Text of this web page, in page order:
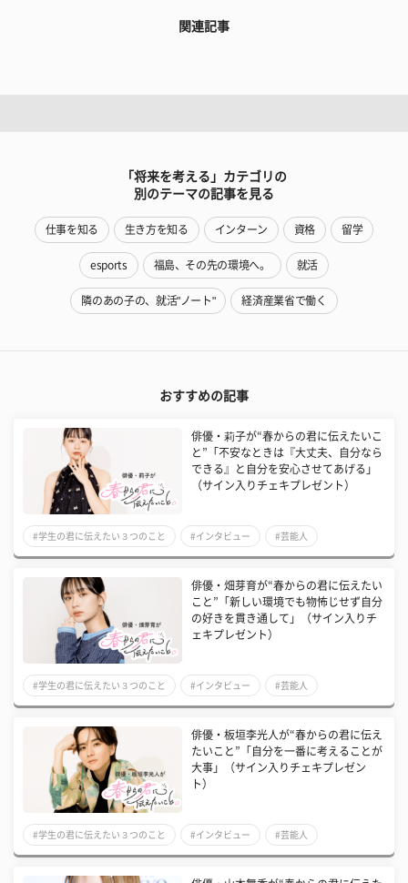
関連記事
「将来を考える」カテゴリの
別のテーマの記事を見る
仕事を知る 生き方を知る インターン 資格 留学
esports 福島、その先の環境へ。 就活
隣のあの子の、就活"ノート" 経済産業省で働く
おすすめの記事
俳優・莉子が“春からの君に伝えたいこ
と”「不安なときは『大丈夫、自分なら
できる』と自分を安心させてあげる」
（サイン入りチェキプレゼント）
#学生の君に伝えたい３つのこと #インタビュー #芸能人
俳優・畑芽育が“春からの君に伝えたい
こと”「新しい環境でも物怖じせず自分
の好きを貫き通して」（サイン入りチ
ェキプレゼント）
#学生の君に伝えたい３つのこと #インタビュー #芸能人
俳優・板垣李光人が“春からの君に伝え
たいこと”「自分を一番に考えることが
大事」（サイン入りチェキプレゼン
ト）
#学生の君に伝えたい３つのこと #インタビュー #芸能人